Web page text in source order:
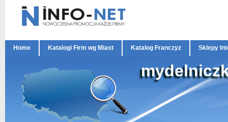
Home Katalogi Firm wg Miast Katalog Franczyz Sklepy